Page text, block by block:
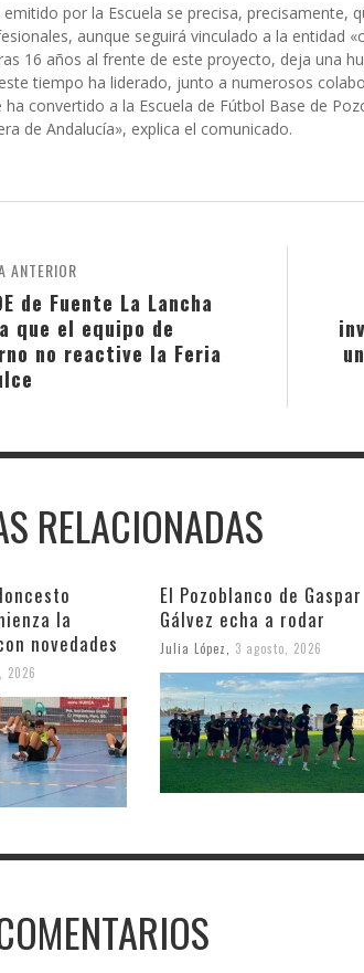
por la Escuela se precisa, precisamente,
aunque seguirá vinculado a la entidad
16 años al frente de este proyecto, deja una
tiempo ha liderado, junto a numerosos
ha convertido a la Escuela de Fútbol Base de
de Andalucía», explica el comunicado.
ANTERIOR
de Fuente La Lancha
que el equipo de
no reactive la Feria
RELACIONADAS
la
novedades
2026
El Pozoblanco de Gaspar
Gálvez echa a rodar
Julia López 3 agosto, 2026